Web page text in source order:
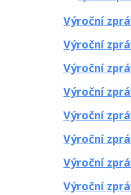
Výroční
Výroční
Výroční
Výroční
Výroční
Výroční
Výroční
Výroční